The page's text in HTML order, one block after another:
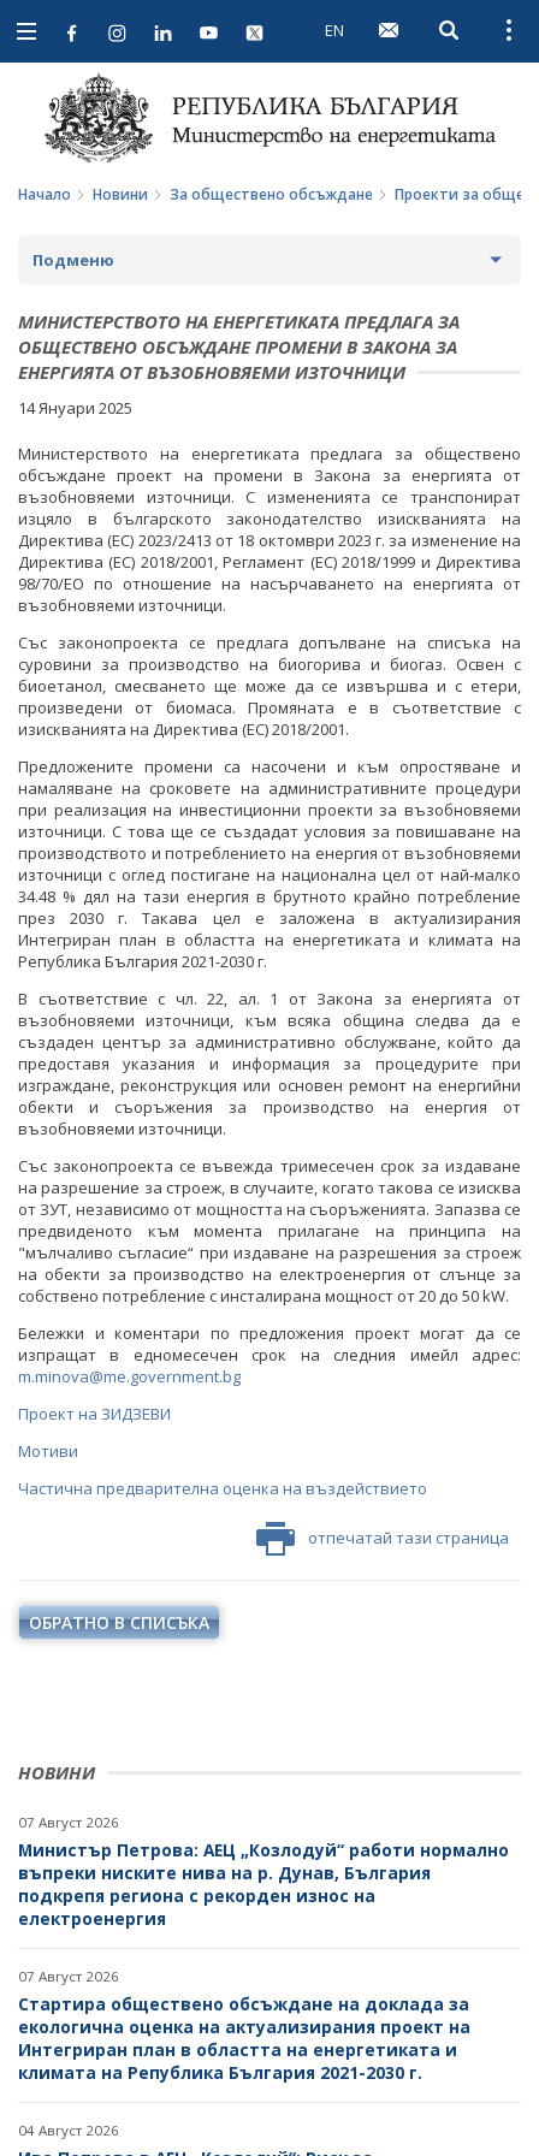
Open
navigation
EN Open
Начало Новини За обществено обсъждане Проекти за
НОВИНИ
07 Август 2026
Министър Петрова: АЕЦ „Козлодуй“ работи нормално
въпреки ниските нива на р. Дунав, България
подкрепя региона с рекорден износ на
електроенергия
07 Август 2026
Стартира обществено обсъждане на доклада за
екологична оценка на актуализирания проект на
Интегриран план в областта на енергетиката и
климата на Република България 2021-2030 г.
04 Август 2026
Подменю
НОВИНИ
ПРЕДСТОЯЩИ СЪБИТИЯ
ЗА ОБЩЕСТВЕНО ОБСЪЖДАНЕ
ПРОЕКТИ ЗА ОБЩЕСТВЕНО ОБСЪЖДАНЕ
ЗАВЪРШИЛИ ПРОЦЕДУРИ ЗА ОБЩЕСТВЕНО
ОБСЪЖДАНЕ
ИНТЕРВЮТА
ПАРЛАМЕНТАРЕН КОНТРОЛ
ФОТОГАЛЕРИЯ
ВИДЕОГАЛЕРИЯ
МИНИСТЕРСТВОТО НА ЕНЕРГЕТИКАТА ПРЕДЛАГА ЗА
ОБЩЕСТВЕНО ОБСЪЖДАНЕ ПРОМЕНИ В ЗАКОНА ЗА
ЕНЕРГИЯТА ОТ ВЪЗОБНОВЯЕМИ ИЗТОЧНИЦИ
14 Януари 2025
Министерството на енергетиката предлага за обществено
обсъждане проект на промени в Закона за енергията от
възобновяеми източници. С измененията се транспонират
изцяло в българското законодателство изискванията на
Директива (ЕС) 2023/2413 от 18 октомври 2023 г. за изменение на
Директива (ЕС) 2018/2001, Регламент (ЕС) 2018/1999 и Директива
98/70/ЕО по отношение на насърчаването на енергията от
възобновяеми източници.
Със законопроекта се предлага допълване на списъка на
суровини за производство на биогорива и биогаз. Освен с
биоетанол, смесването ще може да се извършва и с етери,
произведени от биомаса. Промяната е в съответствие с
изискванията на Директива (ЕС) 2018/2001.
Предложените промени са насочени и към опростяване и
намаляване на сроковете на административните процедури
при реализация на инвестиционни проекти за възобновяеми
източници. С това ще се създадат условия за повишаване на
производството и потреблението на енергия от възобновяеми
източници с оглед постигане на национална цел от най-малко
34.48 % дял на тази енергия в брутното крайно потребление
през 2030 г. Такава цел е заложена в актуализирания
Интегриран план в областта на енергетиката и климата на
Република България 2021-2030 г.
В съответствие с чл. 22, ал. 1 от Закона за енергията от
възобновяеми източници, към всяка община следва да е
създаден център за административно обслужване, който да
предоставя указания и информация за процедурите при
изграждане, реконструкция или основен ремонт на енергийни
обекти и съоръжения за производство на енергия от
възобновяеми източници.
Със законопроекта се въвежда тримесечен срок за издаване
на разрешение за строеж, в случаите, когато такова се изисква
от ЗУТ, независимо от мощността на съоръженията. Запазва се
предвиденото към момента прилагане на принципа на
"мълчаливо съгласие“ при издаване на разрешения за строеж
на обекти за производство на електроенергия от слънце за
собствено потребление с инсталирана мощност от 20 до 50 kW.
Бележки и коментари по предложения проект могат да се
изпращат в едномесечен срок на следния имейл адрес:
m.minova@me.government.bg
Проект на ЗИДЗЕВИ
Мотиви
Частична предварителна оценка на въздействието
отпечатай тази страница
ОБРАТНО В СПИСЪКА